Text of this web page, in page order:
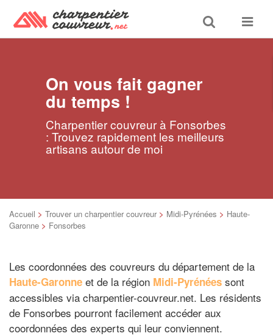
Toggle
search
Toggle
On vous fait gagner
du temps !
Charpentier couvreur à Fonsorbes
: Trouvez rapidement les meilleurs
artisans autour de moi
Accueil > Trouver un charpentier couvreur > Midi-Pyrénées > Haute-
Garonne > Fonsorbes
Les coordonnées des couvreurs du département de la
Haute-Garonne et de la région Midi-Pyrénées sont
accessibles via charpentier-couvreur.net. Les résidents
de Fonsorbes pourront facilement accéder aux
coordonnées des experts qui leur conviennent.